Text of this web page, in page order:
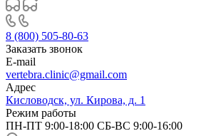
8 (800) 505-80-63
Заказать звонок
E-mail
vertebra.clinic@gmail.com
Адрес
Кисловодск, ул. Кирова, д. 1
Режим работы
ПН-ПТ 9:00-18:00 СБ-ВС 9:00-16:00